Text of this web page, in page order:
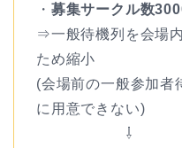
・ 募集サークル数
⇒一般待機列を会場
ため縮小
(会場前の一般参加者
に用意できない)
⇩